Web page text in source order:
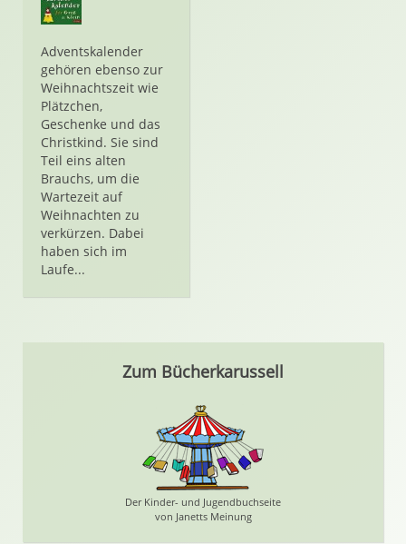
Adventskalender
gehören ebenso zur
Weihnachtszeit wie
Plätzchen,
Geschenke und das
Christkind. Sie sind
Teil eins alten
Brauchs, um die
Wartezeit auf
Weihnachten zu
verkürzen. Dabei
haben sich im
Laufe...
Zum Bücherkarussell
Der Kinder- und Jugendbuchseite
von Janetts Meinung